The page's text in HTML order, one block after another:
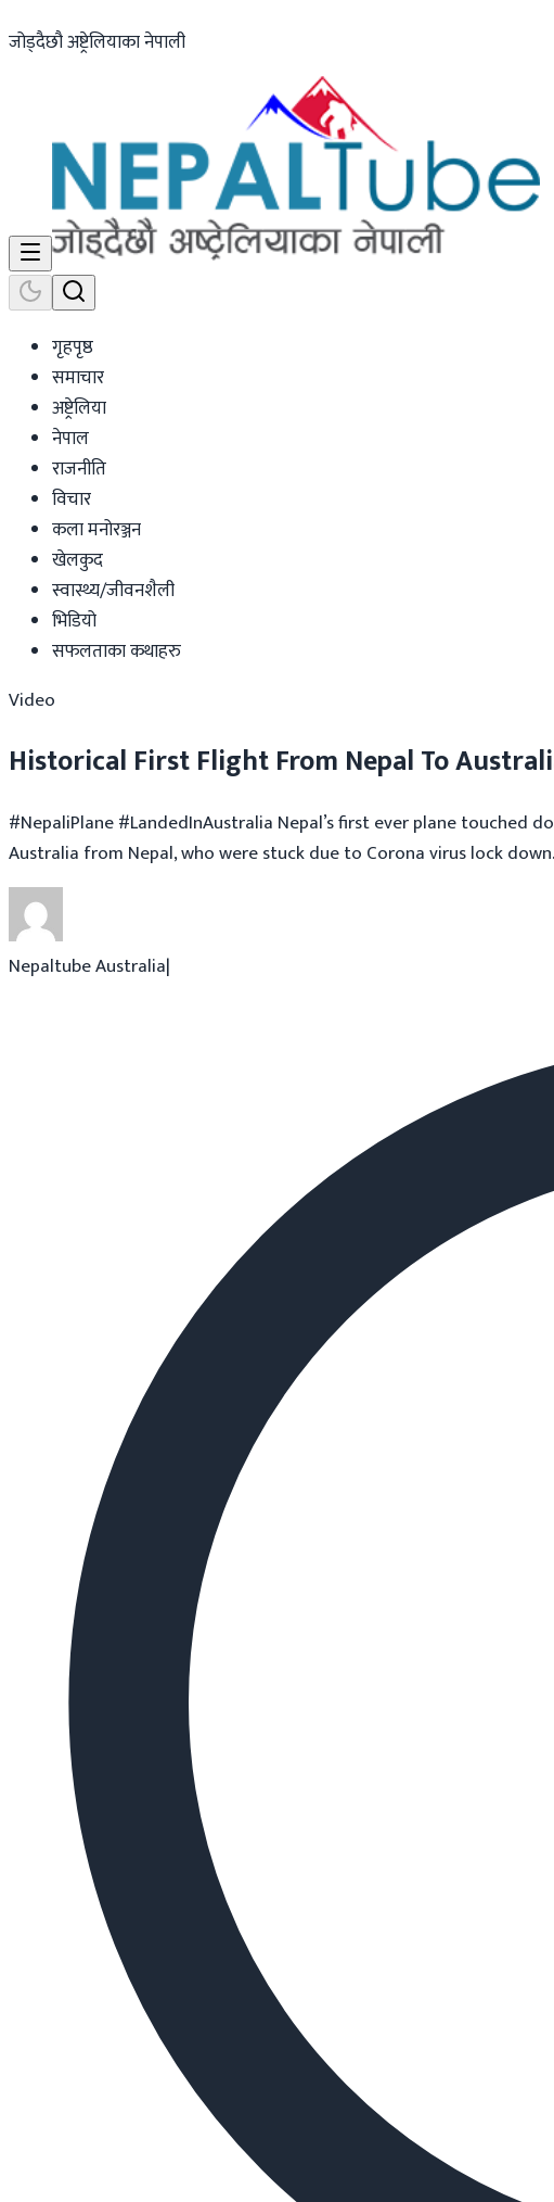
जोड्दैछौ अष्ट्रेलियाका नेपाली
गृहपृष्ठ
समाचार
अष्ट्रेलिया
नेपाल
राजनीति
विचार
कला मनोरञ्जन
खेलकुद
स्वास्थ्य/जीवनशैली
भिडियो
सफलताका कथाहरु
Video
Historical First Flight From Nepal To
#NepaliPlane #LandedInAustralia Nepal’s first ever plane touched
Australia from Nepal, who were stuck due to Corona virus lock
Nepaltube Australia|